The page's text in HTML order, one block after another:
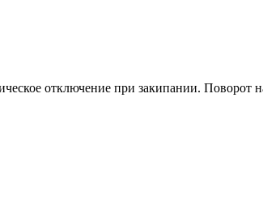
отключение при закипании. Поворот